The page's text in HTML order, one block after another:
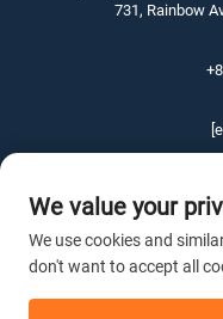
731, Rainbow
We value your
We use cookies and
don't want to accept all